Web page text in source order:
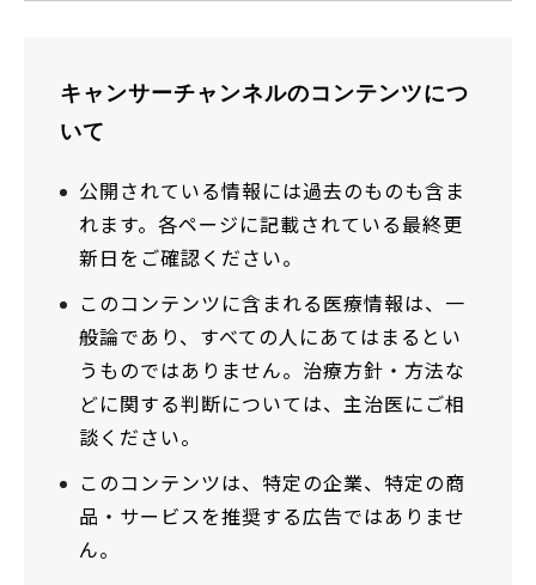
キャンサーチャンネルのコンテンツにつ
いて
公開されている情報には過去のものも含ま
れます。各ページに記載されている最終更
新日をご確認ください。
このコンテンツに含まれる医療情報は、一
般論であり、すべての人にあてはまるとい
うものではありません。治療方針・方法な
どに関する判断については、主治医にご相
談ください。
このコンテンツは、特定の企業、特定の商
品・サービスを推奨する広告ではありませ
ん。